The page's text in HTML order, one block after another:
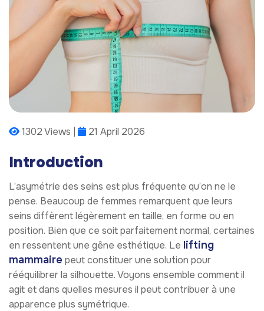
1302 Views | 21 April 2026
Introduction
L’asymétrie des seins est plus fréquente qu’on ne le
pense. Beaucoup de femmes remarquent que leurs
seins diffèrent légèrement en taille, en forme ou en
position. Bien que ce soit parfaitement normal, certaines
en ressentent une gêne esthétique. Le lifting
mammaire peut constituer une solution pour
rééquilibrer la silhouette. Voyons ensemble comment il
agit et dans quelles mesures il peut contribuer à une
apparence plus symétrique.